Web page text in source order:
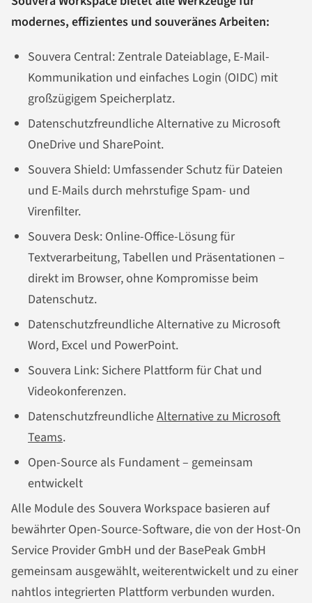
modernes, effizientes und souveränes Arbeiten:
Souvera Central: Zentrale Dateiablage, E-Mail-
Kommunikation und einfaches Login (OIDC) mit
großzügigem Speicherplatz.
Datenschutzfreundliche Alternative zu Microsoft
OneDrive und SharePoint.
Souvera Shield: Umfassender Schutz für Dateien
und E-Mails durch mehrstufige Spam- und
Virenfilter.
Souvera Desk: Online-Office-Lösung für
Textverarbeitung, Tabellen und Präsentationen –
direkt im Browser, ohne Kompromisse beim
Datenschutz.
Datenschutzfreundliche Alternative zu Microsoft
Word, Excel und PowerPoint.
Souvera Link: Sichere Plattform für Chat und
Videokonferenzen.
DatenschutzfreundlicheAlternative zu Microsoft
Teams.
Open-Source als Fundament – gemeinsam
entwickelt
Alle Module des Souvera Workspace basieren auf
bewährter Open-Source-Software, die von der Host-On
Service Provider GmbH und der BasePeak GmbH
gemeinsam ausgewählt, weiterentwickelt und zu einer
nahtlos integrierten Plattform verbunden wurden.